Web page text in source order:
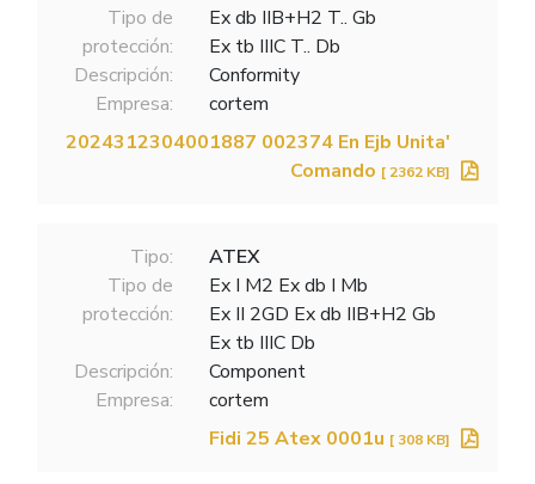
Tipo de
protección:
Ex db IIB+H2 T.. Gb
Ex tb IIIC T.. Db
Descripción:
Conformity
Empresa:
cortem
2024312304001887 002374 En Ejb Unita'
Comando [ 2362 KB]
Tipo:
ATEX
Tipo de
protección:
Ex I M2 Ex db I Mb
Ex II 2GD Ex db IIB+H2 Gb
Ex tb IIIC Db
Descripción:
Component
Empresa:
cortem
Fidi 25 Atex 0001u [ 308 KB]